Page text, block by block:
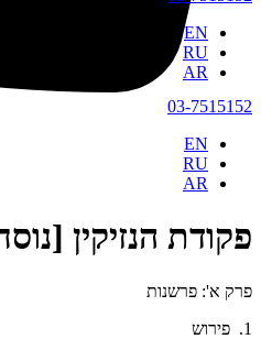
03-7515152
EN
RU
AR
EN
RU
AR
פקודת הנזיקין
פרק א': פרשנות
1. פירוש